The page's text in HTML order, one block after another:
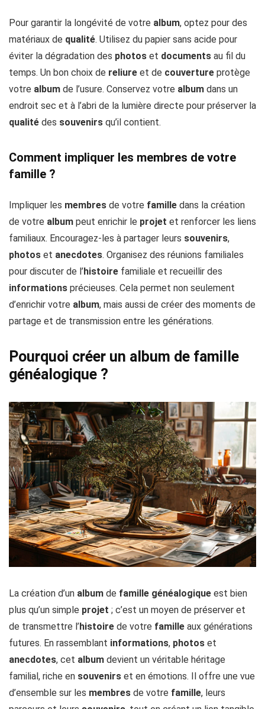
Pour garantir la longévité de votre album, optez pour des
matériaux de qualité. Utilisez du papier sans acide pour
éviter la dégradation des photos et documents au fil du
temps. Un bon choix de reliure et de couverture protège
votre album de l’usure. Conservez votre album dans un
endroit sec et à l’abri de la lumière directe pour préserver la
qualité des souvenirs qu’il contient.
Comment impliquer les membres de votre
famille ?
Impliquer les membres de votre famille dans la création
de votre album peut enrichir le projet et renforcer les liens
familiaux. Encouragez-les à partager leurs souvenirs,
photos et anecdotes. Organisez des réunions familiales
pour discuter de l’histoire familiale et recueillir des
informations précieuses. Cela permet non seulement
d’enrichir votre album, mais aussi de créer des moments de
partage et de transmission entre les générations.
Pourquoi créer un album de famille
généalogique ?
La création d’un album de famille généalogique est bien
plus qu’un simple projet ; c’est un moyen de préserver et
de transmettre l’histoire de votre famille aux générations
futures. En rassemblant informations, photos et
anecdotes, cet album devient un véritable héritage
familial, riche en souvenirs et en émotions. Il offre une vue
d’ensemble sur les membres de votre famille, leurs